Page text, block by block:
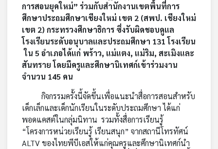
เกี่ยว
เครือ
การสอนยุคใหม่” ร่วมกับสำนักงานเขตพื้นที่การ
ศึกษาประถมศึกษาเชียงใหม่ เขต 2 (สพป. เชียงใหม่
เขต 2) กระทรวงศึกษาธิการ ซึ่งรับผิดชอบดูแล
โรงเรียนระดับอนุบาลและประถมศึกษา 131 โรงเรียน
ใน 5 อำเภอได้แก่ พร้าว, แม่แตง, แม่ริม, สะเมิงและ
สันทราย โดยมีครูและศึกษานิเทศก์เข้าร่วมงาน
จำนวน 145 คน
กิจกรรมครั้งนี้จัดขึ้นเพื่อแนะนำสื่อการสอนสำหรับ
เด็กเล็กและเด็กนักเรียนในระดับประถมศึกษา ได้แก่
พอดแคสต์ในกลุ่มนิทาน รวมทั้งสื่อการเรียนรู้
“โครงการหน่วยเรียนรู้ เรียนสนุก” จากสถานีโทรทัศน์
ALTV ของไทยพีบีเอสให้แก่คุณครูและศึกษานิเทศก์นำ